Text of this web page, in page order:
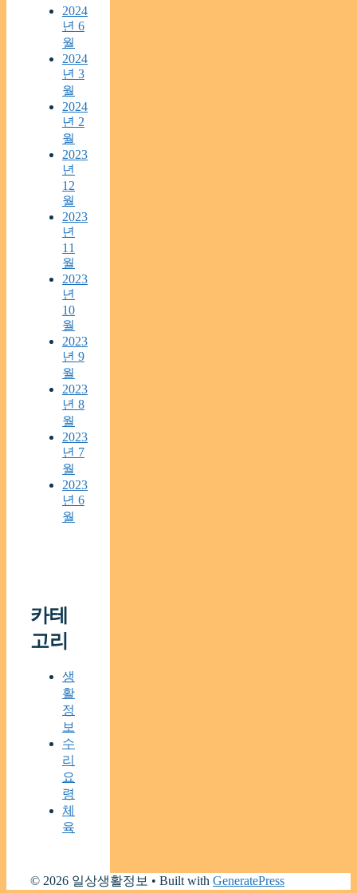
2024
년 6
월
2024
년 3
월
2024
년 2
월
2023
년
12
월
2023
년
11
월
2023
년
10
월
2023
년 9
월
2023
년 8
월
2023
년 7
월
2023
년 6
월
카테
고리
생
활
정
보
수
리
요
령
체
육
© 2026 일상생활정보 • Built with GeneratePress